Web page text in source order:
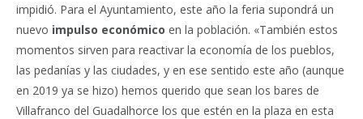
impidió. Para el Ayuntamiento, este año la feria supondrá un
nuevo impulso económico en la población. «También estos
momentos sirven para reactivar la economía de los pueblos,
las pedanías y las ciudades, y en ese sentido este año (aunque
en 2019 ya se hizo) hemos querido que sean los bares de
Villafranco del Guadalhorce los que estén en la plaza en esta